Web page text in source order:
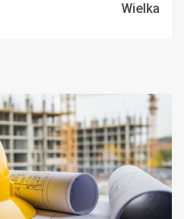
Wielka